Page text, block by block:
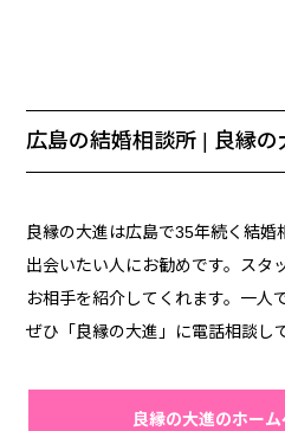
広島の結婚相談所 | 良縁
良縁の大進は広島で35年続く結婚
出会いたい人にお勧めです。スタ
お相手を紹介してくれます。一人
ぜひ「良縁の大進」に電話相談し
良縁の大進のホー